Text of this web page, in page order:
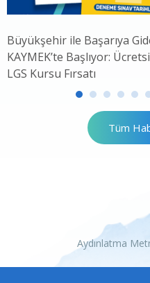
Büyükşehir ile Başarıya
KAYMEK’te Başlıyor:
LGS Kursu Fırsatı
Tüm
Aydınlatma